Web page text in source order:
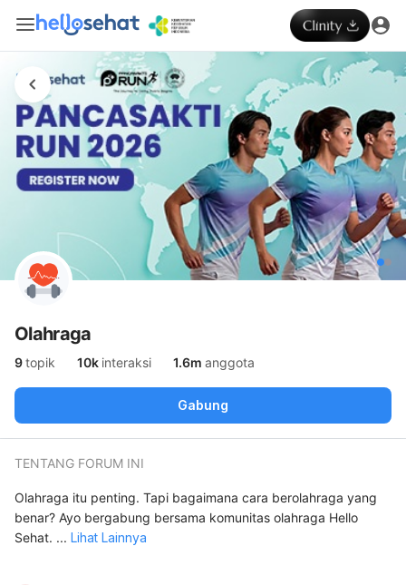
Olahraga
9topik 10k interaksi 1.6m anggota
Gabung
TENTANG FORUM INI
Olahraga itu penting. Tapi bagaimana cara berolahraga yang
benar? Ayo bergabung bersama komunitas olahraga Hello
Sehat. ... Lihat Lainnya